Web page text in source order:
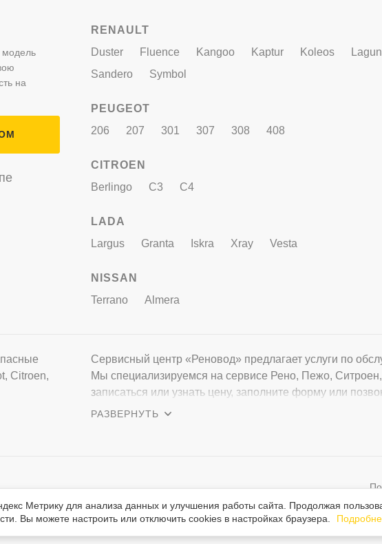
на
RENAULT
Duster
Fluence Kangoo Kaptur Koleos
Sandero
Symbol
PEUGEOT
206
207 301 307 308 408
CITROEN
Berlingo
C3 C4
LADA
Largus
Granta Iskra Xray Vesta
NISSAN
Terrano
Almera
Citroen,
Сервисный центр «Реновод» предлагает услуги по
Мы специализируемся на сервисе Рено, Пежо,
записаться или узнать цену, заполните форму или
вопросы о нашем автокомплексе или условиях
авторском праве. При использовании любых материалов сайта ссылка
Метрику для анализа данных и улучшения работы сайта. Продолжая
Вы можете настроить или отключить cookies в настройках браузера.